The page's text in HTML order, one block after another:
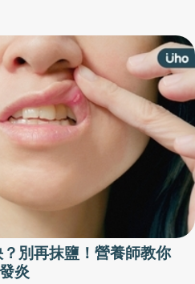
別再抹鹽！營養師教你
炎